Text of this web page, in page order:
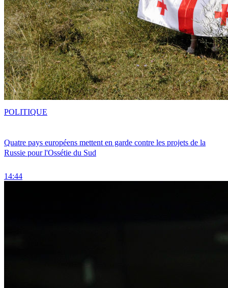
Quatre pays européens mettent en garde contre les projets de la
Russie pour l'Ossétie du Sud
14:44
POLITIQUE